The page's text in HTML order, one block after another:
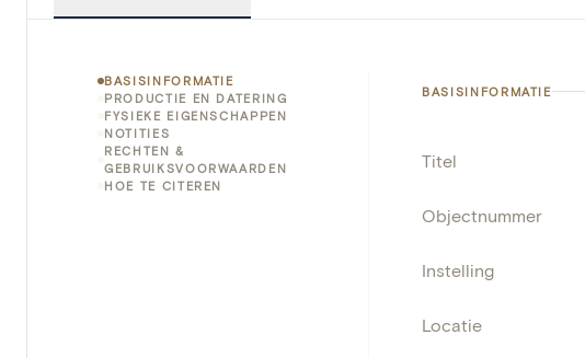
BASISINFORMATIE
PRODUCTIE EN DATERING
FYSIEKE EIGENSCHAPPEN
NOTITIES
RECHTEN &
GEBRUIKSVOORWAARDEN
HOE TE CITEREN
BASISINFORMATIE
Titel
Objectnummer
Instelling
Locatie